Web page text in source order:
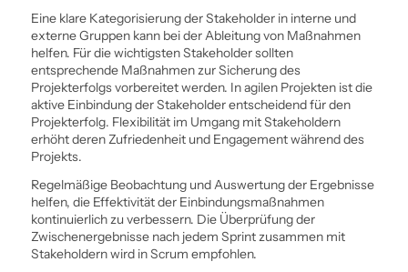
Eine klare Kategorisierung der Stakeholder in interne und
externe Gruppen kann bei der Ableitung von Maßnahmen
helfen. Für die wichtigsten Stakeholder sollten
entsprechende Maßnahmen zur Sicherung des
Projekterfolgs vorbereitet werden. In agilen Projekten ist die
aktive Ein­bindung der Stakeholder entscheidend für den
Projekterfolg. Flexibilität im Umgang mit Stakeholdern
erhöht deren Zufriedenheit und Engagement während des
Projekts.
Regelmäßige Beobachtung und Auswertung der Ergebnisse
helfen, die Effektivität der Ein­bindungsmaßnahmen
kontinuierlich zu verbessern. Die Überprüfung der
Zwischenergebnisse nach jedem Sprint zusammen mit
Stakeholdern wird in Scrum empfohlen.